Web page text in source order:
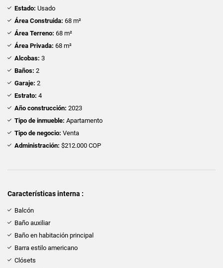
Estado: Usado
Área Construida: 68 m²
Área Terreno: 68 m²
Área Privada: 68 m²
Alcobas: 3
Baños: 2
Garaje: 2
Estrato: 4
Año construcción: 2023
Tipo de inmueble: Apartamento
Tipo de negocio: Venta
Administración: $212.000 COP
Características interna :
Balcón
Baño auxiliar
Baño en habitación principal
Barra estilo americano
Clósets